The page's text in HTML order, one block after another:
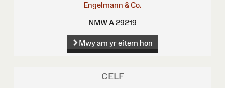
Engelmann & Co.
NMW A 29219
Mwy am yr eitem hon
CELF